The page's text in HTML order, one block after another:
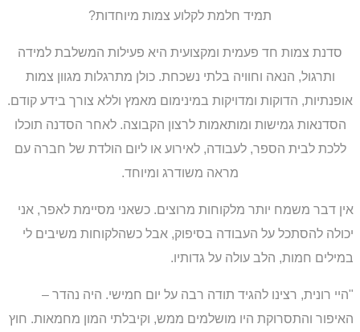
תמיד חלמת לקלוע צמות מיוחדות?
סדנת צמות חד פעמית ומקצועית היא פעילות המשלבת למידה
ותרגול, הנאה וחוויה בלתי נשכחת. כולן מתרגלות מגוון צמות
אופנתיות, הדוקות ומדויקות במינימום מאמץ וללא צורך בידע קודם.
הסדנאות גמישות ומותאמות לרצון הקבוצה. לאחר הסדנה תוכלו
ללכת לבית הספר, לעבודה, לאירוע או ליום הולדת של חברה עם
מראה משודרג ומיוחד.
אין דבר משמח יותר מלקוחות מרוצים. כשאני מסיימת לאפר, אני
יכולה להסתכל על העבודה בסיפוק, אבל כשהלקוחות משיבים לי
במילים חמות, הלב עולה על גדותיו.
"היי רונית, רצינו להגיד תודה רבה על יום חמישי. היה נהדר –
האיפור והתסרוקת היו מושלמים ממש, וקיבלתי המון מחמאות. חוץ